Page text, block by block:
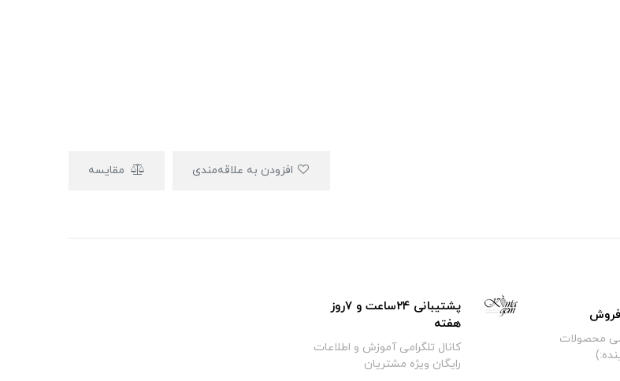
مقایسه
محصولات
پشتیبانی ۲۴ساعت و ۷روز
هفته
کانال تلگرامی آموزش و اطلاعات
رایگان ویژه مشتریان